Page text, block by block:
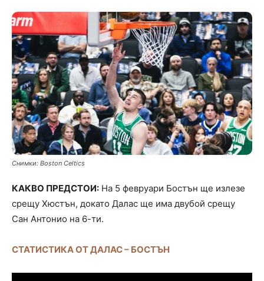
Снимки: Boston Celtics
КАКВО ПРЕДСТОИ: На 5 февруари Бостън ще излезе
срещу Хюстън, докато Далас ще има двубой срещу
Сан Антонио на 6-ти.
СТАТИСТИКА ОТ ДАЛАС – БОСТЪН